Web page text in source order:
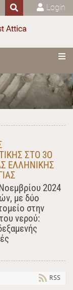
Login
ΣΤΟ 3Ο
ΕΛΛΗΝΙΚΗΣ
2024
με δύο
στην
νερού:
RSS